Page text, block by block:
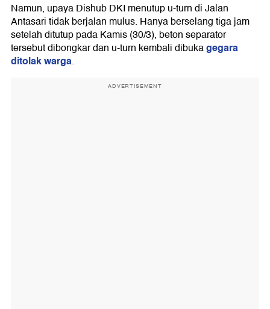
Namun, upaya Dishub DKI menutup u-turn di Jalan
Antasari tidak berjalan mulus. Hanya berselang tiga jam
setelah ditutup pada Kamis (30/3), beton separator
tersebut dibongkar dan u-turn kembali dibukagegara
ditolak warga.
ADVERTISEMENT